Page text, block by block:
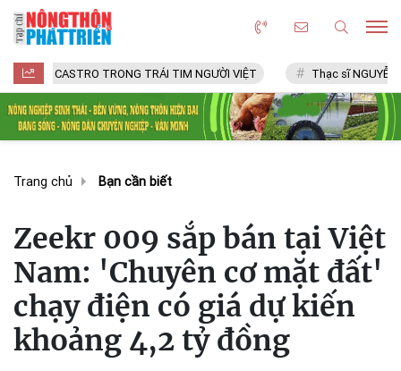
TRONG TRÁI TIM NGƯỜI VIỆT Thạc sĩ NGUYỄN VĂN CHÍ
Trang chủ Bạn cần biết
Zeekr 009 sắp bán tại Việt
Nam: 'Chuyên cơ mặt đất'
chạy điện có giá dự kiến
khoảng 4,2 tỷ đồng